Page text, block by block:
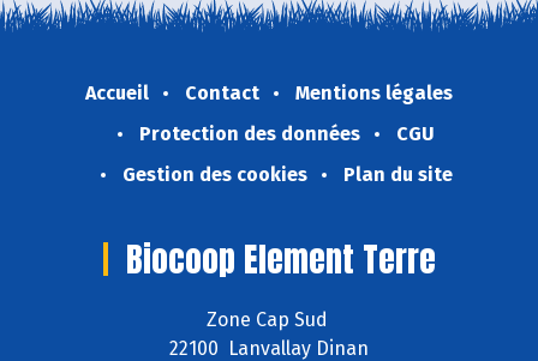
Accueil Contact
Mentions légales
Protection des données
CGU
Gestion des cookies
Plan du site
Biocoop Element Terre
Zone Cap Sud
22100 Lanvallay Dinan